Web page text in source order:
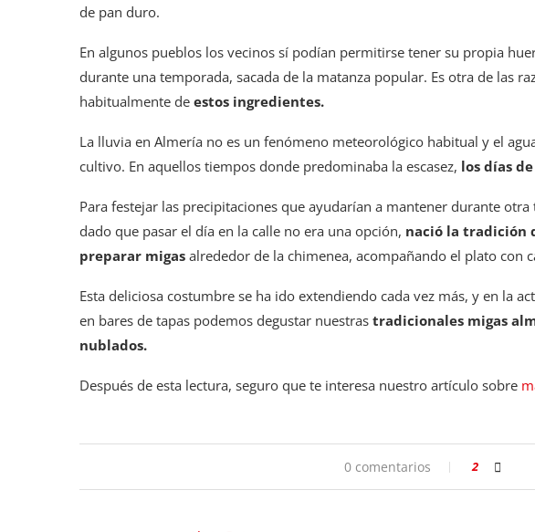
de pan duro.
En algunos pueblos los vecinos sí podían permitirse tener su propia
durante una temporada, sacada de la matanza popular. Es otra de las
habitualmente de estos ingredientes.
La lluvia en Almería no es un fenómeno meteorológico habitual y el
cultivo. En aquellos tiempos donde predominaba la escasez, los días
Para festejar las precipitaciones que ayudarían a mantener durante
dado que pasar el día en la calle no era una opción, nació la tradición
preparar migas alrededor de la chimenea, acompañando el plato con
Esta deliciosa costumbre se ha ido extendiendo cada vez más, y en la
en bares de tapas podemos degustar nuestras tradicionales migas
nublados.
Después de esta lectura, seguro que te interesa nuestro artículo sobre
0 comentarios 2